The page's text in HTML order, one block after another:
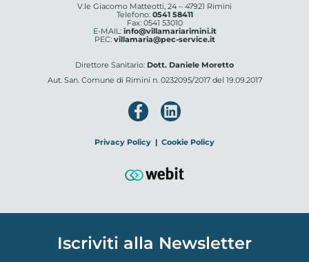
V.le Giacomo Matteotti, 24 – 47921 Rimini
Telefono: 0541 58411
Fax: 0541 53010
E-MAIL: info@villamariarimini.it
PEC: villamaria@pec-service.it
Direttore Sanitario: Dott. Daniele Moretto
Aut. San. Comune di Rimini n. 0232095/2017 del 19.09.2017
Privacy Policy | Cookie Policy
Iscriviti alla Newsletter